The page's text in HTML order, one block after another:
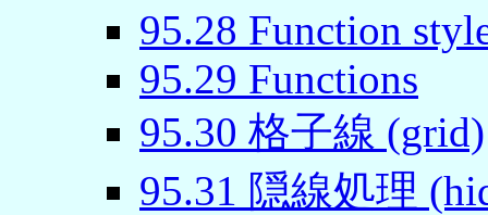
95.28 Function
95.29 Functions
95.30 格子線 (grid)
95.31 隠線処理